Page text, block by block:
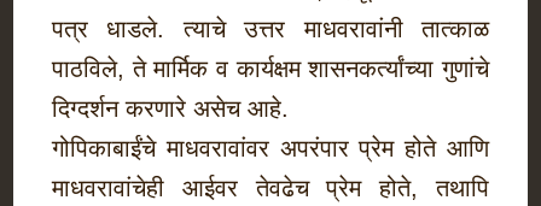
पत्र धाडले. त्याचे उत्तर माधवरावांनी तात्काळ
पाठविले, ते मार्मिक व कार्यक्षम शासनकर्त्यांच्या गुणांचे
दिग्दर्शन करणारे असेच आहे.
गोपिकाबाईंचे माधवरावांवर अपरंपार प्रेम होते आणि
माधवरावांचेही आईवर तेवढेच प्रेम होते, तथापि